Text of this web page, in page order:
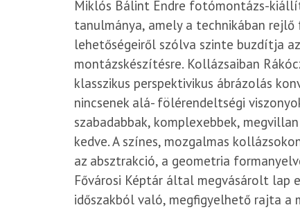
Miklós Bálint Endre fotómontázs-
tanulmánya, amely a technikában
lehetőségeiről szólva szinte buzdítja
montázskészítésre. Kollázsaiban
klasszikus perspektivikus ábrázolás
nincsenek alá- fölérendeltségi
szabadabbak, komplexebbek,
kedve. A színes, mozgalmas
az absztrakció, a geometria
Fővárosi Képtár által megvásárolt lap
időszakból való, megfigyelhető rajta